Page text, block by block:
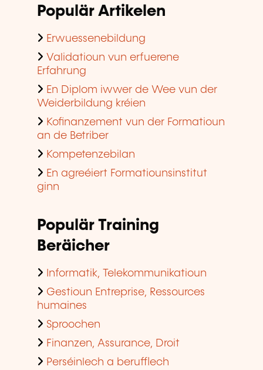
Populär Artikelen
Erwuessenebildung
Validatioun vun erfuerene
Erfahrung
En Diplom iwwer de Wee vun der
Weiderbildung kréien
Kofinanzement vun der Formatioun
an de Betriber
Kompetenzebilan
En agreéiert Formatiounsinstitut
ginn
Populär Training
Beräicher
Informatik, Telekommunikatioun
Gestioun Entreprise, Ressources
humaines
Sproochen
Finanzen, Assurance, Droit
Perséinlech a berufflech